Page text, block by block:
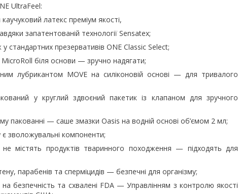
UltraFeel:
латекс преміум якості,
запатентованій технології Sensatex;
стандартних презервативів ONE Classic Select;
MicroRoll біля основи — зручно надягати;
лубрикантом MOVE на силіконовій основі — для тривалого
у круглий здвоєний пакетик із клапаном для зручного
пакованні — саше змазки Oasis на водній основі об’ємом 2 мл;
зволожувальні компоненти;
містять продуктів тваринного походження — підходять для
парабенів та сперміцидів — безпечні для організму;
безпечність та схвалені FDA — Управлінням з контролю якості